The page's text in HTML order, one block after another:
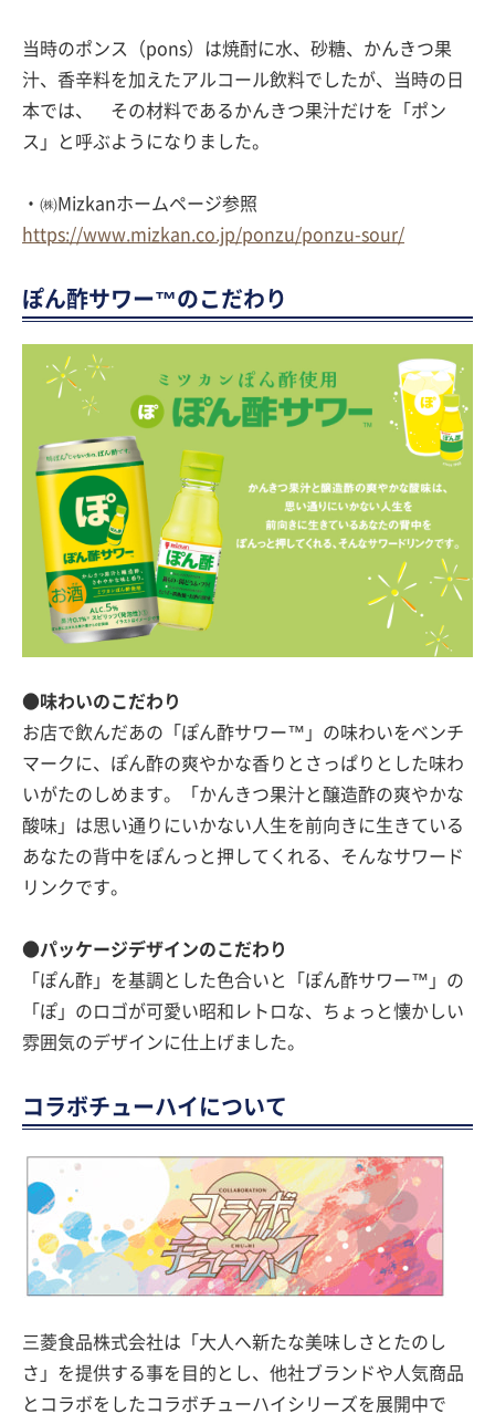
当時のポンス（pons）は焼酎に水、砂糖、かんきつ果
汁、香辛料を加えたアルコール飲料でしたが、当時の日
本では、 その材料であるかんきつ果汁だけを「ポン
ス」と呼ぶようになりました。
・㈱Mizkanホームページ参照
https://www.mizkan.co.jp/ponzu/ponzu-sour/
ぽん酢サワー™のこだわり
●味わいのこだわり
お店で飲んだあの「ぽん酢サワー™」の味わいをベンチ
マークに、ぽん酢の爽やかな香りとさっぱりとした味わ
いがたのしめます。「かんきつ果汁と醸造酢の爽やかな
酸味」は思い通りにいかない人生を前向きに生きている
あなたの背中をぽんっと押してくれる、そんなサワード
リンクです。
●パッケージデザインのこだわり
「ぽん酢」を基調とした色合いと「ぽん酢サワー™」の
「ぽ」のロゴが可愛い昭和レトロな、ちょっと懐かしい
雰囲気のデザインに仕上げました。
コラボチューハイについて
三菱食品株式会社は「大人へ新たな美味しさとたのし
さ」を提供する事を目的とし、他社ブランドや人気商品
とコラボをしたコラボチューハイシリーズを展開中で